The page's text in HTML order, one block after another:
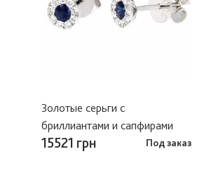
Золотые серьги с
бриллиантами и сапфирами
15521 грн Под заказ